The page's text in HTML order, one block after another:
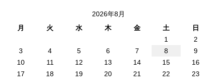
2026年8月
月
火 水 木 金 土
日
1
2
3
4 5 6 7 8
9
10
11 12 13 14 15
16
17
18 19 20 21 22
23